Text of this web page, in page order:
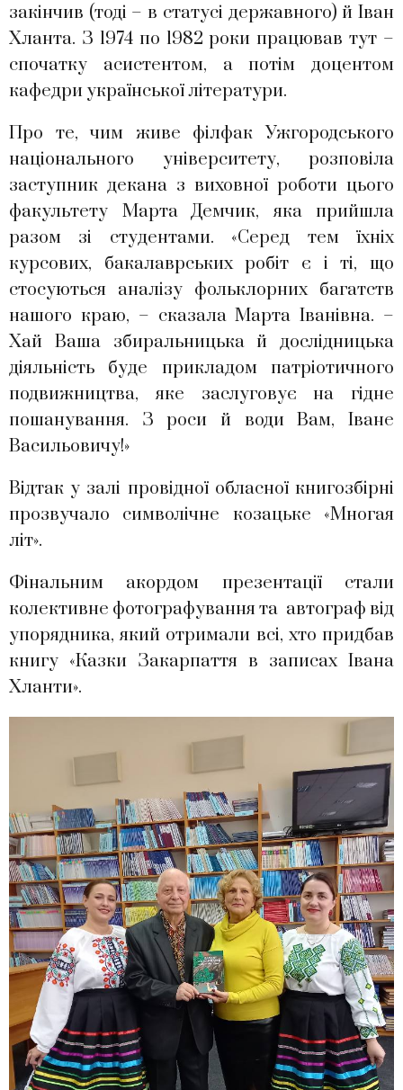
закінчив (тоді – в статусі державного) й Іван
Хланта. З 1974 по 1982 роки працював тут –
спочатку асистентом, а потім доцентом
кафедри української літератури.
Про те, чим живе філфак Ужгородського
національного університету, розповіла
заступник декана з виховної роботи цього
факультету Марта Демчик, яка прийшла
разом зі студентами. «Серед тем їхніх
курсових, бакалаврських робіт є і ті, що
стосуються аналізу фольклорних багатств
нашого краю, – сказала Марта Іванівна. –
Хай Ваша збиральницька й дослідницька
діяльність буде прикладом патріотичного
подвижництва, яке заслуговує на гідне
пошанування. З роси й води Вам, Іване
Васильовичу!»
Відтак у залі провідної обласної книгозбірні
прозвучало символічне козацьке «Многая
літ».
Фінальним акордом презентації стали
колективне фотографування та автограф від
упорядника, який отримали всі, хто придбав
книгу «Казки Закарпаття в записах Івана
Хланти».